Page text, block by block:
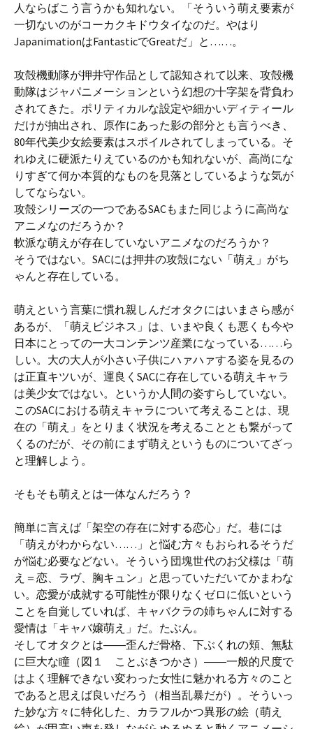
人ならばこう言うかも知れない。「そういう萌え要素が
一切ないのがコーカクキドウタイなのだ。やはり
JapanimationはFantasticでGreatだ」と……。
攻殻機動隊が押井守作品として認知されて以来、攻殻機
動隊はジャパニメーションという幻想の十字架を背負わ
されてきた。ポリティカルな設定や細かいディティール
だけが抽出され、原作にあった影の部分とも言うべき、
80年代美少女絵要素はスポイルされてしまっている。そ
れゆえに硬派たりえているのかも知れないが、高尚にな
りすぎて何か本質的なものを見落としているような気が
してならない。
攻殻シリーズの一つであるSACもまた同じように高尚な
アニメなのだろうか？
軟派な萌えが存在していないアニメなのだろうか？
そうではない。SACには押井の攻殻にない「萌え」がち
ゃんと存在している。
萌えという言葉に慣れ親しんだオタクにはいまさら感が
あるが、「萌えビジネス」は、いまや良くも悪くも今や
日本にとっての一大コンテンツ産業になっている……ら
しい。大の大人が小さい子供にハァハァする姿を見るの
は正直キツいが、運良くSACに存在している萌えキャラ
は美少女ではない。というか人間の姿すらしていない。
このSACにおける萌えキャラについて考えることは、現
在の「萌え」をとりまく状況を考えることとも繋がって
くるのだが、その前にまず萌えというものについてざっ
と理解しよう。
そもそも萌えとは一体なんだろう？
簡単に言えば「架空の存在に対する恋心」だ。巷には
「萌えがわからない……」と悩む方々もおられるそうだ
が悩む必要などない。そういう団塊世代のお父様は「萌
え＝恋、ラヴ、胸キュン」と思っていただいてかまわな
い。恋愛が成就する可能性が限りなくゼロに低いという
ことを自覚していれば、キャバクラの姉ちゃんに対する
愛情は「キャバ嬢萌え」だ。たぶん。
そしてオタクとは――歪んだ骨格、下ぶくれの頬、無駄
に巨大な瞳（図１ ことぶきつかさ）――一般的尺度で
はよく理解できない変わった女性に魅かれる方々のこと
であると思えば良いだろう（相当乱暴だが）。そういっ
た妙な方々に特化した、カラフルかつ異形の絵（萌え